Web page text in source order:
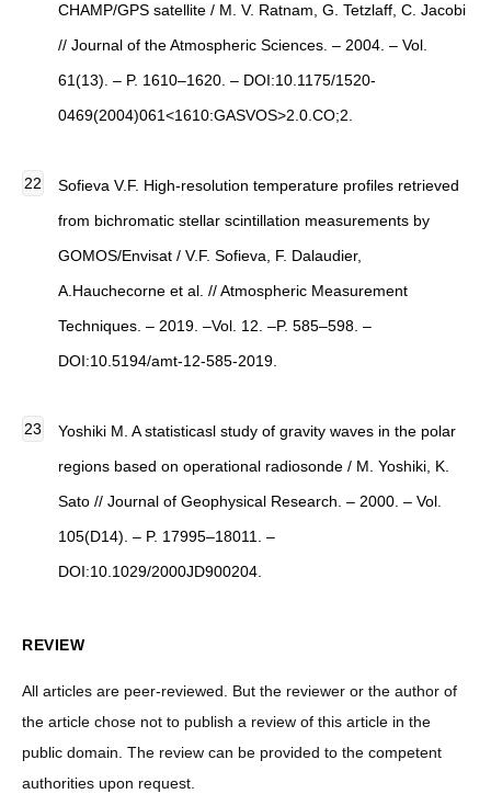
CHAMP/GPS satellite / M. V. Ratnam, G. Tetzlaff, C. Jacobi
// Journal of the Atmospheric Sciences. – 2004. – Vol.
61(13). – P. 1610–1620. – DOI:10.1175/1520-
0469(2004)061<1610:GASVOS>2.0.CO;2.
Sofieva V.F. High-resolution temperature profiles retrieved
from bichromatic stellar scintillation measurements by
GOMOS/Envisat / V.F. Sofieva, F. Dalaudier,
A.Hauchecorne et al. // Atmospheric Measurement
Techniques. – 2019. –Vol. 12. –P. 585–598. –
DOI:10.5194/amt-12-585-2019.
Yoshiki M. A statisticasl study of gravity waves in the polar
regions based on operational radiosonde / M. Yoshiki, K.
Sato // Journal of Geophysical Research. – 2000. – Vol.
105(D14). – P. 17995–18011. –
DOI:10.1029/2000JD900204.
REVIEW
All articles are peer-reviewed. But the reviewer or the author of
the article chose not to publish a review of this article in the
public domain. The review can be provided to the competent
authorities upon request.